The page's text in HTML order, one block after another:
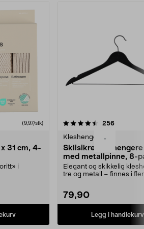
-
(9,97/stk)
31 cm, 4-
i
256
Kleshengere
Sklisikre
med metallpinne, 8-
Elegant og skikkelig
tre og metall – finnes i
79,90
Legg i handlekurv
4.5av 5 stjerner